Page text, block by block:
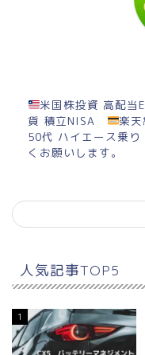
米国株投資 高配
貨 積立NISA
楽
50代 ハイエース乗り
くお願いします。
人気記事TOP5
1